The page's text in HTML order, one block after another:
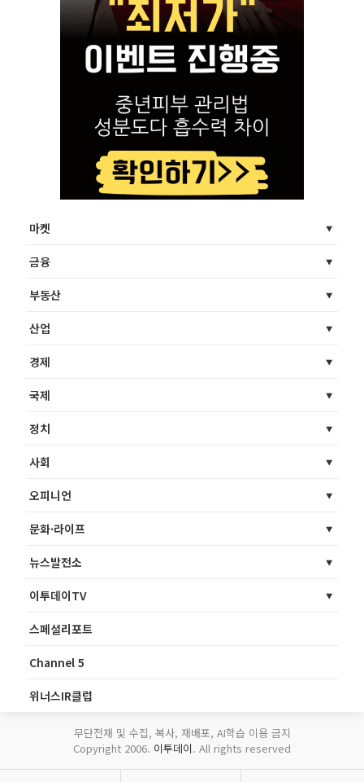
마켓
금융
부동산
산업
경제
국제
정치
사회
오피니언
문화·라이프
뉴스발전소
이투데이TV
스페셜리포트
Channel 5
위너스IR클럽
무단전재 및 수집, 복사, 재배포, AI학습 이용 금지
Copyright 2006. 이투데이. All rights reserved